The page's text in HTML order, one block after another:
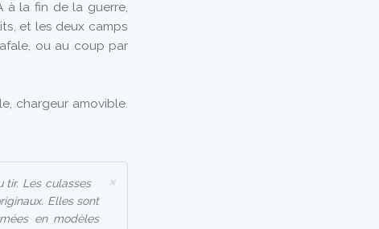
à la fin de la guerre,
et les deux camps
ou au coup par
chargeur amovible.
×
tir. Les culasses
Elles sont
en modèles